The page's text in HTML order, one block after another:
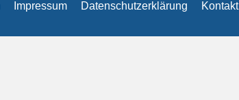
Impressum Datenschutzerklärung Kontakt